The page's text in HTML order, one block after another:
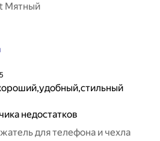
Мятный
недостатков
для телефона и чехла